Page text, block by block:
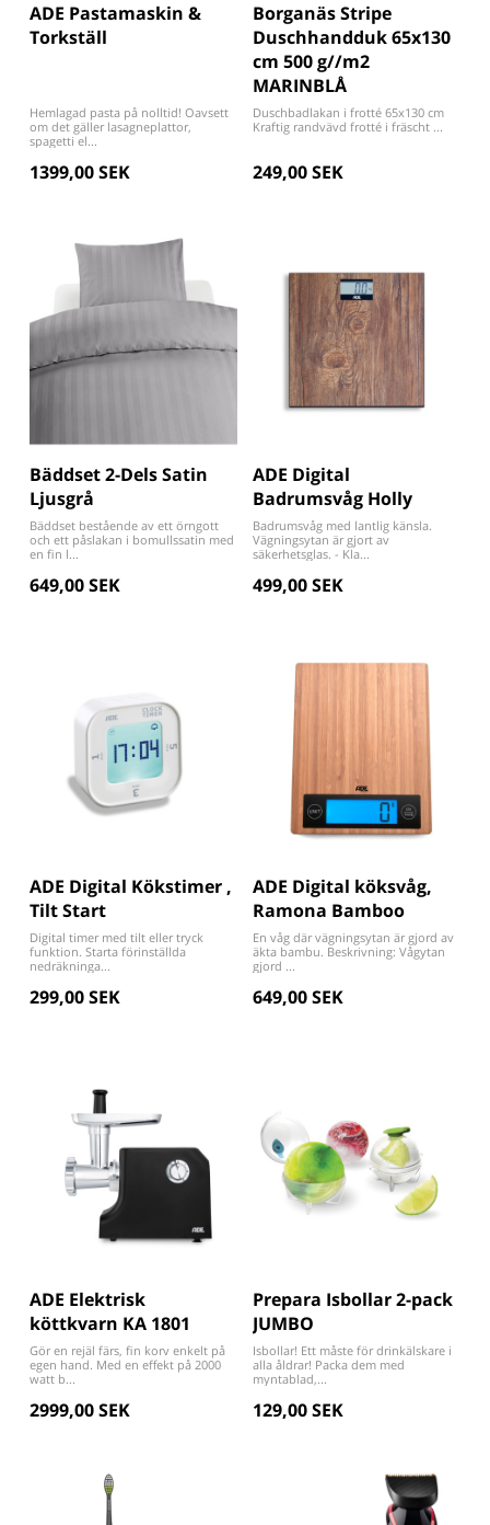
ADE Pastamaskin &
Torkställ
Hemlagad pasta på nolltid! Oavsett
om det gäller lasagneplattor,
spagetti el...
1399,00 SEK
Borganäs Stripe
Duschhandduk 65x130
cm 500 g//m2
MARINBLÅ
Duschbadlakan i frotté 65x130 cm
Kraftig randvävd frotté i fräscht ...
249,00 SEK
Bäddset 2-Dels Satin
Ljusgrå
Bäddset bestående av ett örngott
och ett påslakan i bomullssatin med
en fin l...
649,00 SEK
ADE Digital
Badrumsvåg Holly
Badrumsvåg med lantlig känsla.
Vägningsytan är gjort av
säkerhetsglas. - Kla...
499,00 SEK
ADE Digital Kökstimer ,
Tilt Start
Digital timer med tilt eller tryck
funktion. Starta förinställda
nedräkninga...
299,00 SEK
ADE Digital köksvåg,
Ramona Bamboo
En våg där vägningsytan är gjord av
äkta bambu. Beskrivning: Vågytan
gjord ...
649,00 SEK
ADE Elektrisk
köttkvarn KA 1801
Gör en rejäl färs, fin korv enkelt på
egen hand. Med en effekt på 2000
watt b...
2999,00 SEK
Prepara Isbollar 2-pack
JUMBO
Isbollar! Ett måste för drinkälskare i
alla åldrar! Packa dem med
myntablad,...
129,00 SEK